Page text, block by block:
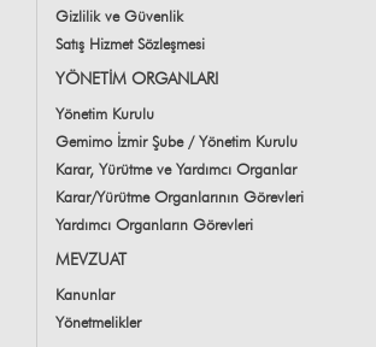
Gizlilik ve Güvenlik
Satış Hizmet Sözleşmesi
YÖNETİM ORGANLARI
Yönetim Kurulu
Gemimo İzmir Şube / Yönetim Kurulu
Karar, Yürütme ve Yardımcı Organlar
Karar/Yürütme Organlarının Görevleri
Yardımcı Organların Görevleri
MEVZUAT
Kanunlar
Yönetmelikler